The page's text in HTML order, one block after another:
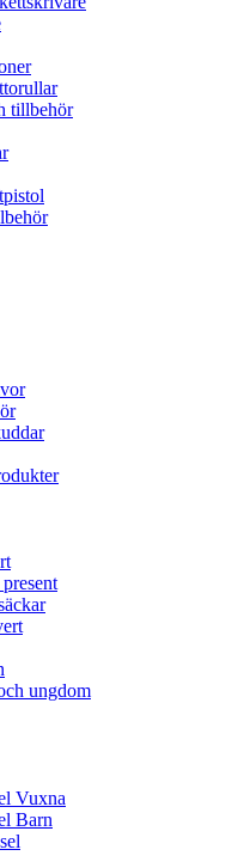
tillbehör
ungdom
Vuxna
Barn